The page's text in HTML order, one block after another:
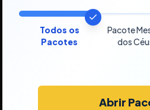
Todos os
Pacotes
Pacote
dos
Abrir